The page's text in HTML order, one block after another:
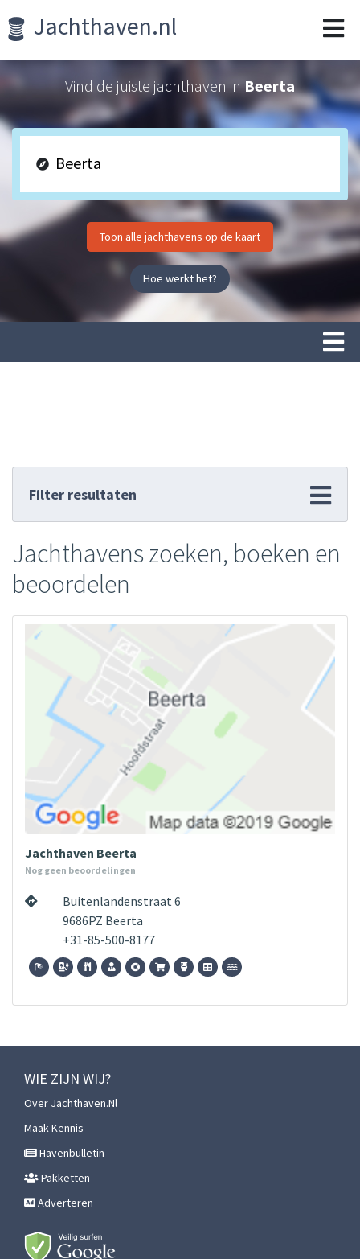
Jachthaven.nl
Vind de juiste jachthaven inBeerta
Toon alle jachthavens op de kaart
Hoe werkt het?
Filter resultaten
Jachthavens zoeken, boeken en
beoordelen
Jachthaven Beerta
Nog geen beoordelingen
Buitenlandenstraat 6
9686PZ Beerta
+31-85-500-8177
WIE ZIJN WIJ?
Over Jachthaven.nl
Maak Kennis
Havenbulletin
Pakketten
Adverteren